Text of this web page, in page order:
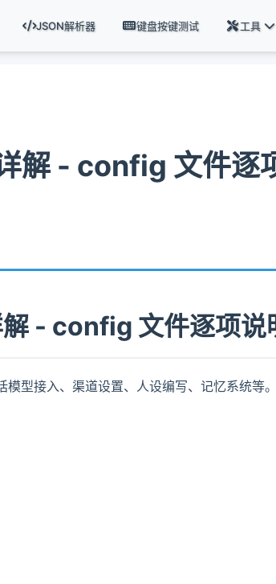
JSON解析器 键盘按键测试 工具
解 - config 文件逐
- config 文件逐项说
模型接入、渠道设置、人设编写、记忆系统等